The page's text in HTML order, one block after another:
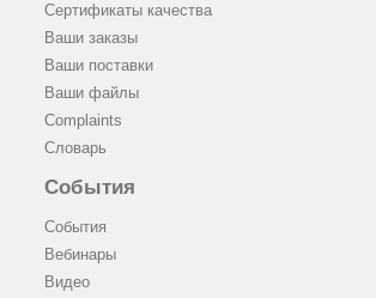
Сертификаты качества
Ваши заказы
Ваши поставки
Ваши файлы
Complaints
Словарь
События
События
Вебинары
Видео